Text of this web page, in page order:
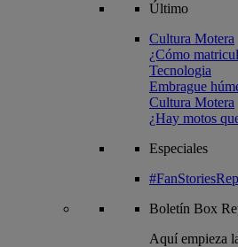
Último
Cultura Motera
¿Cómo
Tecnologia
Embrague
Cultura Motera
¿Hay motos
Especiales
Boletín Box
Aquí empieza